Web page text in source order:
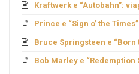
Kraftwerk e “Autobahn”:
Prince e “Sign o’ the
Bruce Springsteen e “Born to
Bob Marley e “Redemption